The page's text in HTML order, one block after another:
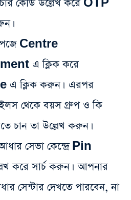
কোড উল্লেখ করে OTP
Centre
এ ক্লিক করে
ক্লিক করুন। এরপর
থেকে বয়স গ্রুপ ও কি
চান তা উল্লেখ করুন।
সেভা কেন্দ্রে Pin
করে সার্চ করুন। আপনার
সেন্টার দেখতে পারবেন, না